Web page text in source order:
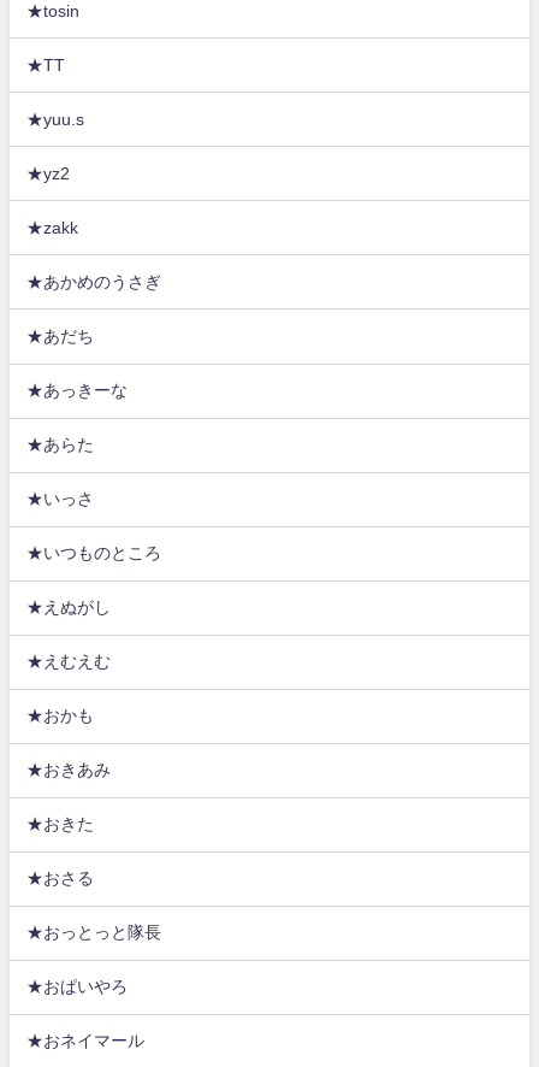
★tosin
★TT
★yuu.s
★yz2
★zakk
★あかめのうさぎ
★あだち
★あっきーな
★あらた
★いっさ
★いつものところ
★えぬがし
★えむえむ
★おかも
★おきあみ
★おきた
★おさる
★おっとっと隊長
★おぱいやろ
★おネイマール